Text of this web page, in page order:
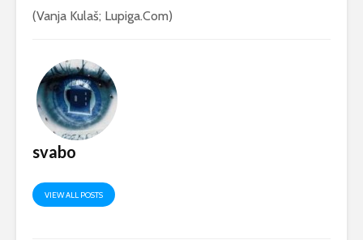
(Vanja Kulaš; Lupiga.Com)
svabo
VIEW ALL POSTS